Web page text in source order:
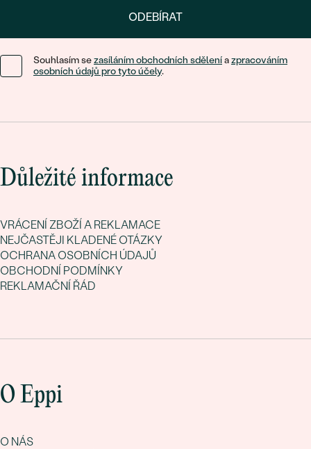
ODEBÍRAT
Souhlasím sezasíláním obchodních sděleníazpracováním
osobních údajů pro tyto účely.
Důležité informace
VRÁCENÍ ZBOŽÍ A REKLAMACE
NEJČASTĚJI KLADENÉ OTÁZKY
OCHRANA OSOBNÍCH ÚDAJŮ
OBCHODNÍ PODMÍNKY
REKLAMAČNÍ ŘÁD
O Eppi
O NÁS